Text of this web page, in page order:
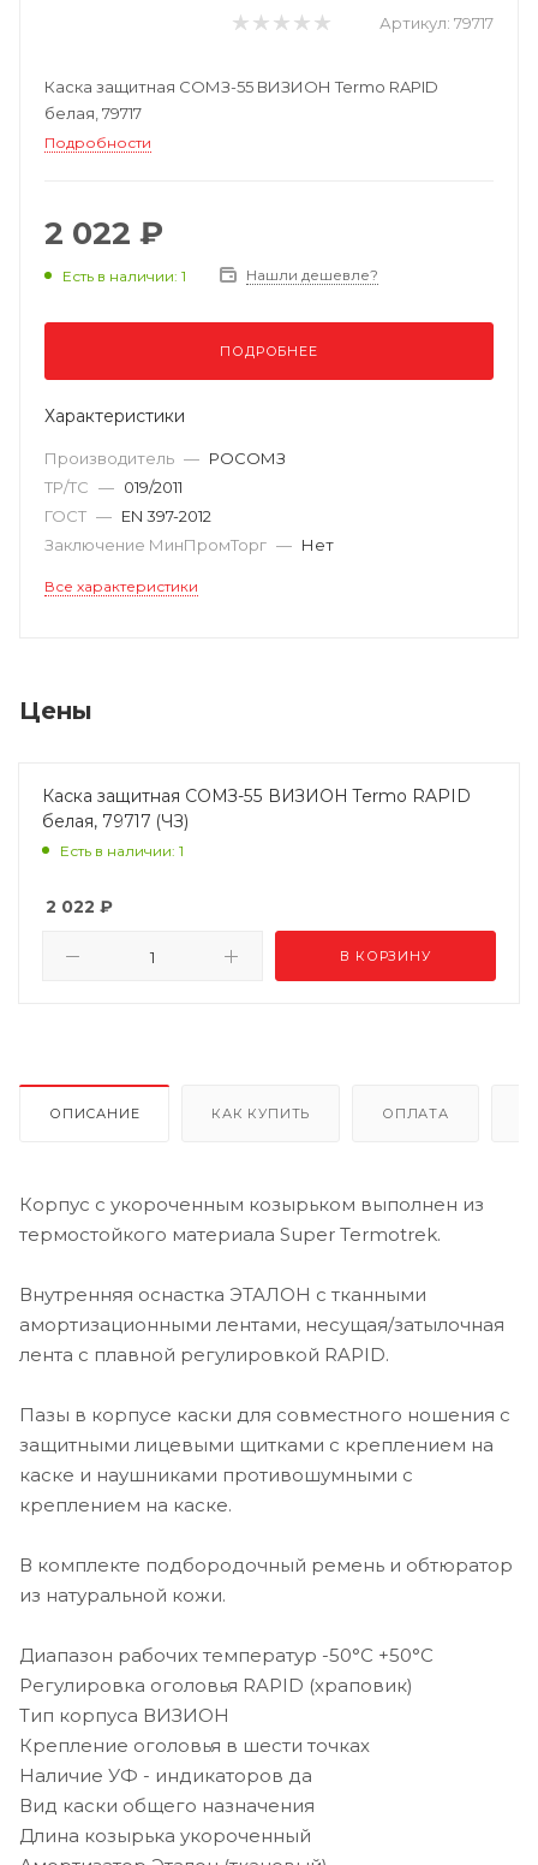
Артикул: 79717
Каска защитная СОМЗ-55 ВИЗИОН Termo RAPID
белая, 79717
Подробности
2 022 ₽
Есть в наличии: 1 Нашли дешевле?
ПОДРОБНЕЕ
Характеристики
Производитель — РОСОМЗ
ТР/ТС — 019/2011
ГОСТ — EN 397-2012
Заключение МинПромТорг — Нет
Все характеристики
Цены
Каска защитная СОМЗ-55 ВИЗИОН Termo RAPID
белая, 79717 (ЧЗ)
Есть в наличии: 1
2 022 ₽
В КОРЗИНУ
ОПИСАНИЕ КАК КУПИТЬ ОПЛАТА
Корпус с укороченным козырьком выполнен из
термостойкого материала Super Termotrek.
Внутренняя оснастка ЭТАЛОН с тканными
амортизационными лентами, несущая/затылочная
лента с плавной регулировкой RAPID.
Пазы в корпусе каски для совместного ношения с
защитными лицевыми щитками с креплением на
каске и наушниками противошумными с
креплением на каске.
В комплекте подбородочный ремень и обтюратор
из натуральной кожи.
Диапазон рабочих температур -50°C +50°C
Регулировка оголовья RAPID (храповик)
Тип корпуса ВИЗИОН
Крепление оголовья в шести точках
Наличие УФ - индикаторов да
Вид каски общего назначения
Длина козырька укороченный